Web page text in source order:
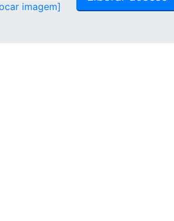
imagem]